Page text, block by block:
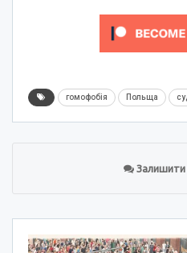
гомофобія Польща
Залишити